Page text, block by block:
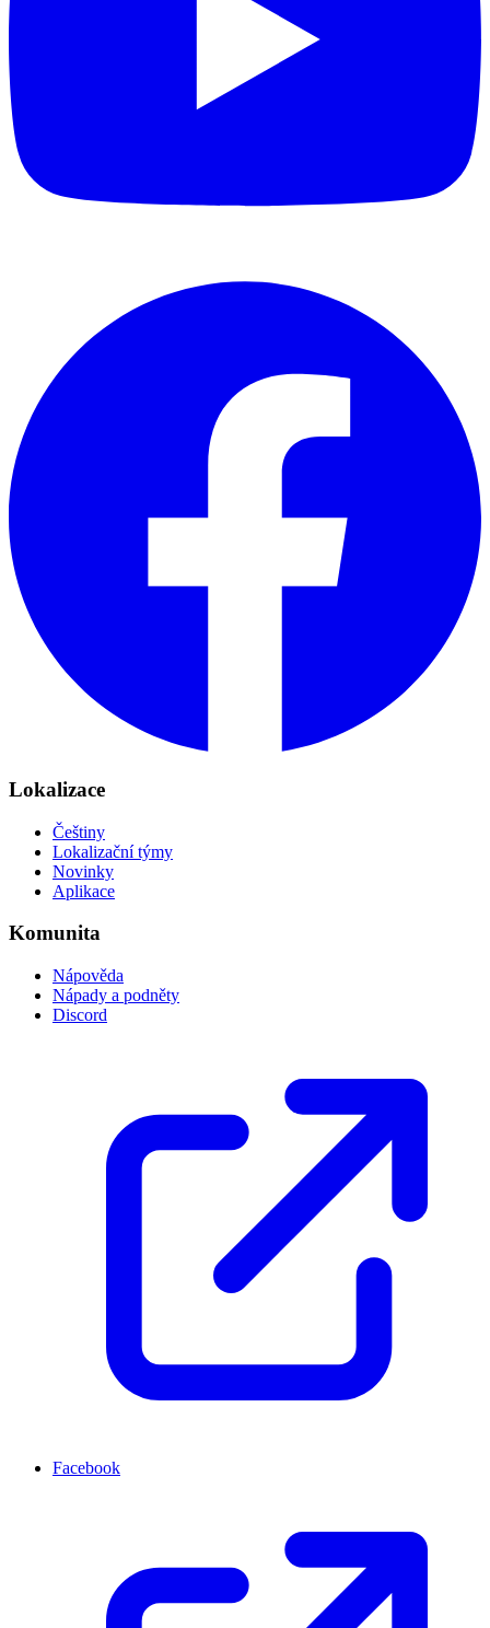
Lokalizace
Češtiny
Lokalizační týmy
Novinky
Aplikace
Komunita
Nápověda
Nápady a podněty
Discord
Facebook